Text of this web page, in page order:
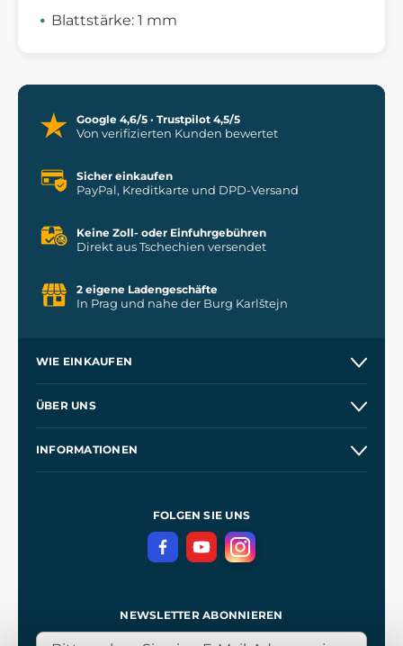
Blattstärke: 1 mm
Google 4,6/5 · Trustpilot 4,5/5
Von verifizierten Kunden bewertet
Sicher einkaufen
PayPal, Kreditkarte und DPD-Versand
Keine Zoll- oder Einfuhrgebühren
Direkt aus Tschechien versendet
2 eigene Ladengeschäfte
In Prag und nahe der Burg Karlštejn
WIE EINKAUFEN
Kontakt
ÜBER UNS
INFORMATIONEN
DatenschutzerklärungFOLGEN SIE UNS
NEWSLETTER ABONNIEREN